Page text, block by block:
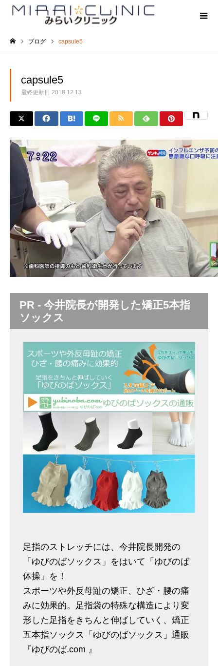
ブログ capsule5
capsule5
最終更新日 2018.12.13
PR - 今井院長が開発した矯正5本指
ソックス
足指のストレッチには、今井院長開発の
「ゆびのばソックス」をはいて「ゆびのば
体操」を！
スポーツや外反母趾の矯正、ひざ・腰の痛
みに効果的。足指袋の特殊な構造により変
形した足指をきちんと伸ばしていく、矯正
五本指ソックス「ゆびのばソックス」通販
『ゆびのば.com 』